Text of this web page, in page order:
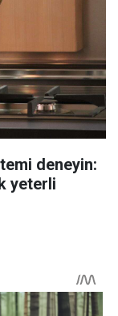
deneyin:
yeterli